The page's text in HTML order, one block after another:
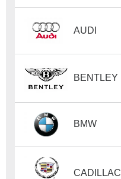
AUDI
BENTLEY
BMW
CADILLAC